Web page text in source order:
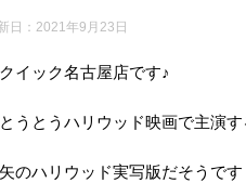
日： 2021年9月23日
イック名古屋店です♪
うとうハリウッド映画で主演す
のハリウッド実写版だそうです